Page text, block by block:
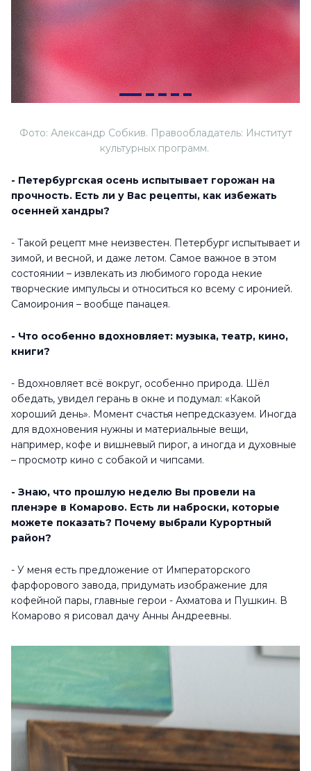
Фото: Александр Собкив. Правообладатель: Институт
культурных программ.
- Петербургская осень испытывает горожан на
прочность. Есть ли у Вас рецепты, как избежать
осенней хандры?
- Такой рецепт мне неизвестен. Петербург испытывает и
зимой, и весной, и даже летом. Самое важное в этом
состоянии – извлекать из любимого города некие
творческие импульсы и относиться ко всему с иронией.
Самоирония – вообще панацея.
- Что особенно вдохновляет: музыка, театр, кино,
книги?
- Вдохновляет всё вокруг, особенно природа. Шёл
обедать, увидел герань в окне и подумал: «Какой
хороший день». Момент счастья непредсказуем. Иногда
для вдохновения нужны и материальные вещи,
например, кофе и вишневый пирог, а иногда и духовные
– просмотр кино с собакой и чипсами.
- Знаю, что прошлую неделю Вы провели на
пленэре в Комарово. Есть ли наброски, которые
можете показать? Почему выбрали Курортный
район?
- У меня есть предложение от Императорского
фарфорового завода, придумать изображение для
кофейной пары, главные герои - Ахматова и Пушкин. В
Комарово я рисовал дачу Анны Андреевны.